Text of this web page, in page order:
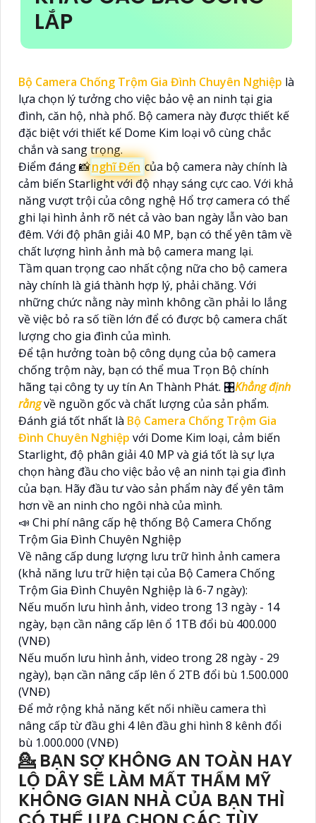
LẮP
Bộ Camera Chống Trộm Gia Đình Chuyên Nghiệp là
lựa chọn lý tưởng cho việc bảo vệ an ninh tại gia
đình, căn hộ, nhà phố. Bộ camera này được thiết kế
đặc biệt với thiết kế Dome Kim loại vô cùng chắc
chắn và sang trọng.
Điểm đáng 📸nghĩ Đến của bộ camera này chính là
cảm biến Starlight với độ nhạy sáng cực cao. Với khả
năng vượt trội của công nghệ Hổ trợ camera có thể
ghi lại hình ảnh rõ nét cả vào ban ngày lẫn vào ban
đêm. Với độ phân giải 4.0 MP, bạn có thể yên tâm về
chất lượng hình ảnh mà bộ camera mang lại.
Tầm quan trọng cao nhất cộng nữa cho bộ camera
này chính là giá thành hợp lý, phải chăng. Với
những chức nằng này mình không cần phải lo lắng
về việc bỏ ra số tiền lớn để có được bộ camera chất
lượng cho gia đình của mình.
Để tận hưởng toàn bộ công dụng của bộ camera
chống trộm này, bạn có thể mua Trọn Bộ chính
hãng tại công ty uy tín An Thành Phát. 🎛Khẳng định
rằngvề nguồn gốc và chất lượng của sản phẩm.
Đánh giá tốt nhất là Bộ Camera Chống Trộm Gia
Đình Chuyên Nghiệp với Dome Kim loại, cảm biến
Starlight, độ phân giải 4.0 MP và giá tốt là sự lựa
chọn hàng đầu cho việc bảo vệ an ninh tại gia đình
của bạn. Hãy đầu tư vào sản phẩm này để yên tâm
hơn về an ninh cho ngôi nhà của mình.
📣 Chi phí nâng cấp hệ thống Bộ Camera Chống
Trộm Gia Đình Chuyên Nghiệp
Về nâng cấp dung lượng lưu trữ hình ảnh camera
(khả năng lưu trữ hiện tại của Bộ Camera Chống
Trộm Gia Đình Chuyên Nghiệp là 6-7 ngày):
Nếu muốn lưu hình ảnh, video trong 13 ngày - 14
ngày, bạn cần nâng cấp lên ổ 1TB đổi bù 400.000
(VNĐ)
Nếu muốn lưu hình ảnh, video trong 28 ngày - 29
ngày), bạn cần nâng cấp lên ổ 2TB đổi bù 1.500.000
(VNĐ)
Để mở rộng khả năng kết nối nhiều camera thì
nâng cấp từ đầu ghi 4 lên đầu ghi hình 8 kênh đổi
bù 1.000.000 (VNĐ)
💁 BẠN SỢ KHÔNG AN TOÀN HAY
LỘ DÂY SẼ LÀM MẤT THẨM MỸ
KHÔNG GIAN NHÀ CỦA BẠN THÌ